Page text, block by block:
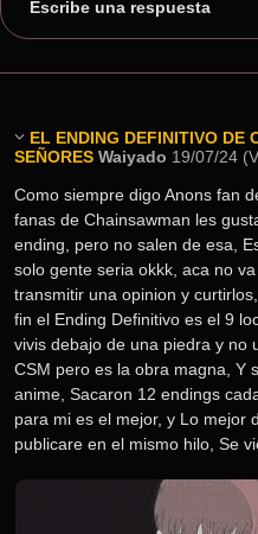
Escribe una respuesta
EL ENDING DEFINITIVO DE
SEÑORES Waiyado 19/07/24
Como siempre digo Anons fan
fanas de Chainsawman les
ending, pero no salen de esa,
solo gente seria okkk, aca no
transmitir una opinion y
fin el Ending Definitivo es el 9
vivis debajo de una piedra y no
CSM pero es la obra magna, Y
anime, Sacaron 12 endings
para mi es el mejor, y Lo mejor
publicare en el mismo hilo, Se